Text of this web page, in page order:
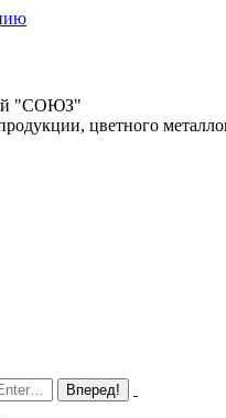
"СОЮЗ"
цветного